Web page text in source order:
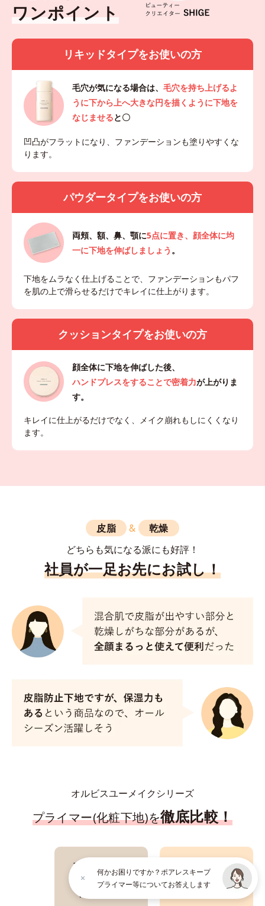
ワンポイント
リキッドタイプをお使いの方
毛穴が気になる場合は、 毛穴を持ち上げるよ
うに下から上へ大きな円を描くように下地を
なじませると〇
凹凸がフラットになり、ファンデーションも塗りやすくな
ります。
パウダータイプをお使いの方
両頬、額、鼻、顎に5点に置き、顔全体に均
一に下地を伸ばしましょう 。
下地をムラなく仕上げることで、ファンデーションもパフ
を肌の上で滑らせるだけでキレイに仕上がります。
クッションタイプをお使いの方
顔全体に下地を伸ばした後、
ハンドプレスをすることで密着力が上がりま
す。
キレイに仕上がるだけでなく、メイク崩れもしにくくなり
ます。
皮脂 &
乾燥
どちらも気になる派にも好評！
社員が一足お先にお試し！
オルビスユーメイクシリーズ
プライマー(化粧下地)を徹底比較！
オルビスユー
トリートメント
プライマー
オルビスユー
ポアレスキープ
プライマー
何かお困りですか？ポアレスキープ
プライマー等についてお答えします